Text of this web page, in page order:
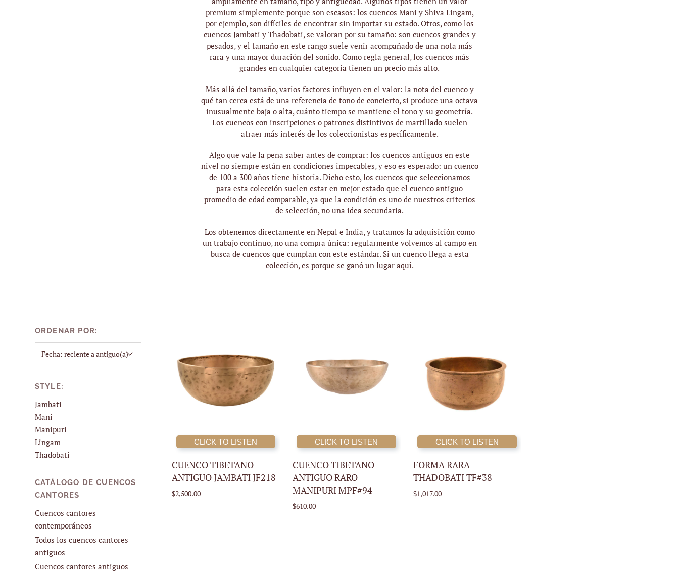
premium simplemente porque son escasos: los cuencos Mani y Shiva Lingam,
por ejemplo, son difíciles de encontrar sin importar su estado. Otros, como los
cuencos Jambati y Thadobati, se valoran por su tamaño: son cuencos grandes y
pesados, y el tamaño en este rango suele venir acompañado de una nota más
rara y una mayor duración del sonido. Como regla general, los cuencos más
grandes en cualquier categoría tienen un precio más alto.
Más allá del tamaño, varios factores influyen en el valor: la nota del cuenco y
qué tan cerca está de una referencia de tono de concierto, si produce una octava
inusualmente baja o alta, cuánto tiempo se mantiene el tono y su geometría.
Los cuencos con inscripciones o patrones distintivos de martillado suelen
atraer más interés de los coleccionistas específicamente.
Algo que vale la pena saber antes de comprar: los cuencos antiguos en este
nivel no siempre están en condiciones impecables, y eso es esperado: un cuenco
de 100 a 300 años tiene historia. Dicho esto, los cuencos que seleccionamos
para esta colección suelen estar en mejor estado que el cuenco antiguo
promedio de edad comparable, ya que la condición es uno de nuestros criterios
de selección, no una idea secundaria.
Los obtenemos directamente en Nepal e India, y tratamos la adquisición como
un trabajo continuo, no una compra única: regularmente volvemos al campo en
busca de cuencos que cumplan con este estándar. Si un cuenco llega a esta
colección, es porque se ganó un lugar aquí.
AÑADIR AL
CLICK TO LISTEN
CUENCO TIBETANO
ANTIGUO JAMBATI JF218
$2,500.00
AÑADIR AL
CLICK TO LISTEN
CUENCO TIBETANO
ANTIGUO RARO
MANIPURI MPF#94
$610.00
AÑADIR AL
CLICK TO LISTEN
FORMA RARA
THADOBATI TF#38
$1,017.00
ORDENAR POR:
STYLE:
Jambati
Mani
Manipuri
Lingam
Thadobati
CATÁLOGO DE CUENCOS
CANTORES
Cuencos cantores
contemporáneos
Todos los cuencos cantores
antiguos
Cuencos cantores antiguos